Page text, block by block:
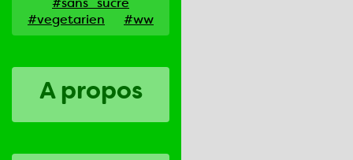
#vegetarien
#ww
A propos